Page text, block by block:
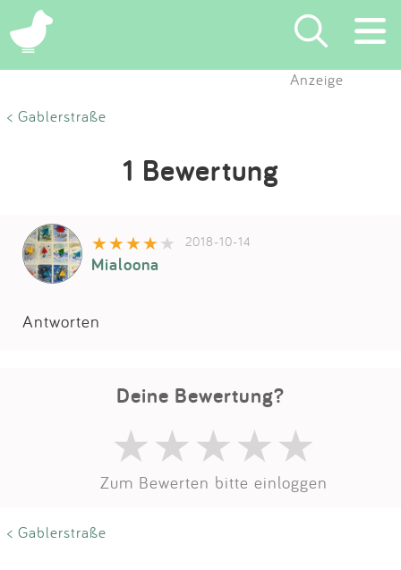
Eintragen
Impressum
Anmelden
Anzeige
< Gablerstraße
1 Bewertung
2018-10-14
Mialoona
Antworten
Deine Bewertung?
Zum Bewerten bitte einloggen
< Gablerstraße